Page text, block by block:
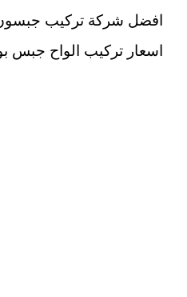
افضل شركة تركيب
اسعار تركيب الواح جبس